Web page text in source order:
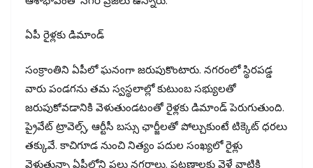
ఏపీ రైళ్లకు డిమాండ్‌
సంక్రాంతిని ఏపీలో ఘనంగా జరుపుకొంటారు. నగరంలో స్థిరపడ్డ
వారు పండగను తమ స్వస్థలాల్లో కుటుంబ సభ్యులతో
జరుపుకోవడానికి వెళుతుండటంతో రైళ్లకు డిమాండ్‌ పెరుగుతుంది.
ప్రైవేట్‌ ట్రావెల్స్, ఆర్టీసీ బస్సు ఛార్జీలతో పోల్చుకుంటే టిక్కెట్‌ ధరలు
తక్కువే. కాచిగూడ నుంచి నిత్యం పదుల సంఖ్యలో రైళ్లు
వెళుతున్నా ఏపీలోని పలు నగరాలు, పట్టణాలకు వెళ్లే వాటికి